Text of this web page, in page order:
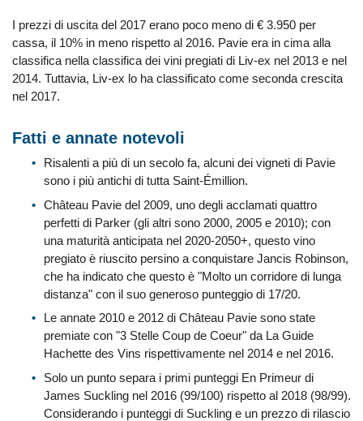
I prezzi di uscita del 2017 erano poco meno di € 3.950 per
cassa, il 10% in meno rispetto al 2016. Pavie era in cima alla
classifica nella classifica dei vini pregiati di Liv-ex nel 2013 e nel
2014. Tuttavia, Liv-ex lo ha classificato come seconda crescita
nel 2017.
Fatti e annate notevoli
Risalenti a più di un secolo fa, alcuni dei vigneti di Pavie
sono i più antichi di tutta Saint-Émillion.
Château Pavie del 2009, uno degli acclamati quattro
perfetti di Parker (gli altri sono 2000, 2005 e 2010); con
una maturità anticipata nel 2020-2050+, questo vino
pregiato è riuscito persino a conquistare Jancis Robinson,
che ha indicato che questo è "Molto un corridore di lunga
distanza" con il suo generoso punteggio di 17/20.
Le annate 2010 e 2012 di Château Pavie sono state
premiate con "3 Stelle Coup de Coeur" da La Guide
Hachette des Vins rispettivamente nel 2014 e nel 2016.
Solo un punto separa i primi punteggi En Primeur di
James Suckling nel 2016 (99/100) rispetto al 2018 (98/99).
Considerando i punteggi di Suckling e un prezzo di rilascio